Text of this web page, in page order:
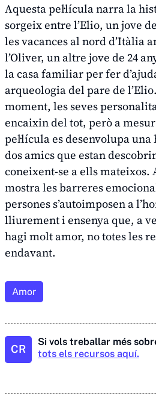
Aquesta pel·lícula narra la
sorgeix entre l’Elio, un jove
les vacances al nord d’Itàlia
l’Oliver, un altre jove de 24
la casa familiar per fer
arqueologia del pare de
moment, les seves
encaixin del tot, però a
pel·lícula es desenvolupa
dos amics que estan
coneixent-se a ells mateixos.
mostra les barreres
persones s’autoimposen a
lliurement i ensenya que, a
hagi molt amor, no totes les
endavant.
Amor
CR
Si vols treballar més
tots els recursos aquí.